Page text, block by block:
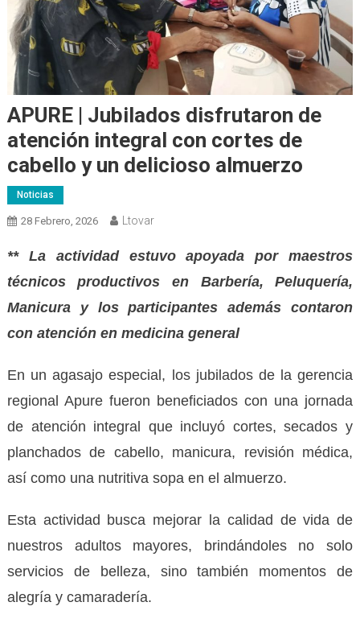
APURE | Jubilados disfrutaron de
atención integral con cortes de
cabello y un delicioso almuerzo
Noticias
28 Febrero, 2026 Ltovar
** La actividad estuvo apoyada por maestros
técnicos productivos en Barbería, Peluquería,
Manicura y los participantes además contaron
con atención en medicina general
En un agasajo especial, los jubilados de la gerencia
regional Apure fueron beneficiados con una jornada
de atención integral que incluyó cortes, secados y
planchados de cabello, manicura, revisión médica,
así como una nutritiva sopa en el almuerzo.
Esta actividad busca mejorar la calidad de vida de
nuestros adultos mayores, brindándoles no solo
servicios de belleza, sino también momentos de
alegría y camaradería.